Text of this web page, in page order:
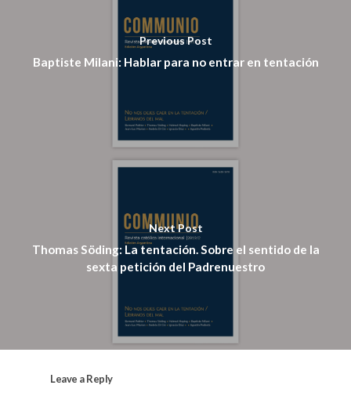
Previous Post
Baptiste Milani: Hablar para no entrar en tentación
Next Post
Thomas Söding: La tentación. Sobre el sentido de la
sexta petición del Padrenuestro
Leave a Reply
Argentina